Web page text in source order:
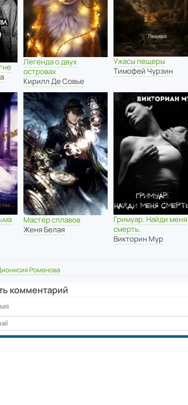
Легенда о двух
островах
Кирилл Де Совье
Ужасы пещеры
Тимофей Чурзин
Мастер сплавов
Женя Белая
Гримуар. Найди меня
смерть.
Викторин Мур
Романова
комментарий